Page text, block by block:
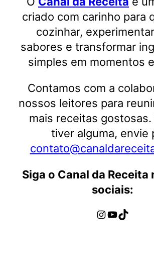
criado com carinho para
cozinhar,
sabores e transformar
simples em momentos
Contamos com a
nossos leitores para
mais receitas gostosas.
tiver alguma, envie
Siga o Canal da Receita
sociais:
Instagram
Youtube
TikTok